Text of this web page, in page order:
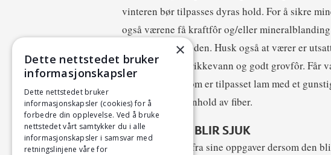
vinteren bør tilpasses dyras hold. For å sikre
også værene få kraftfôr og/eller
innefôringsperioden. Husk også at værer er
god tilgang til drikkevann og godt grovfôr. Får
bruke kraftfôr som er tilpasset lam med et
fosfor og høyt innhold av fiber.
HVIS VÆREN BLIR SJUK
Væren må fritas fra sine oppgaver dersom den
×
Dette nettstedet bruker
informasjonskapsler
Dette nettstedet bruker
informasjonskapsler (cookies) for å
forbedre din opplevelse. Ved å bruke
nettstedet vårt samtykker du i alle
informasjonskapsler i samsvar med
retningslinjene våre for